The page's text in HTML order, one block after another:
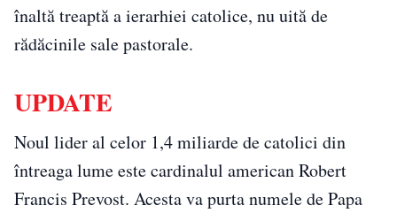
înaltă treaptă a ierarhiei catolice, nu uită de
rădăcinile sale pastorale.
UPDATE
Noul lider al celor 1,4 miliarde de catolici din
întreaga lume este cardinalul american Robert
Francis Prevost. Acesta va purta numele de Papa